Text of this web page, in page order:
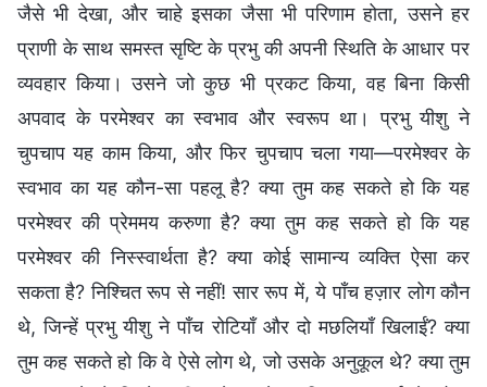
जैसे भी देखा, और चाहे इसका जैसा भी परिणाम होता, उसने हर
प्राणी के साथ समस्त सृष्टि के प्रभु की अपनी स्थिति के आधार पर
व्यवहार किया। उसने जो कुछ भी प्रकट किया, वह बिना किसी
अपवाद के परमेश्वर का स्वभाव और स्वरूप था। प्रभु यीशु ने
चुपचाप यह काम किया, और फिर चुपचाप चला गया—परमेश्वर के
स्वभाव का यह कौन-सा पहलू है? क्या तुम कह सकते हो कि यह
परमेश्वर की प्रेममय करुणा है? क्या तुम कह सकते हो कि यह
परमेश्वर की निस्स्वार्थता है? क्या कोई सामान्य व्यक्ति ऐसा कर
सकता है? निश्चित रूप से नहीं! सार रूप में, ये पाँच हज़ार लोग कौन
थे, जिन्हें प्रभु यीशु ने पाँच रोटियाँ और दो मछलियाँ खिलाईं? क्या
तुम कह सकते हो कि वे ऐसे लोग थे, जो उसके अनुकूल थे? क्या तुम